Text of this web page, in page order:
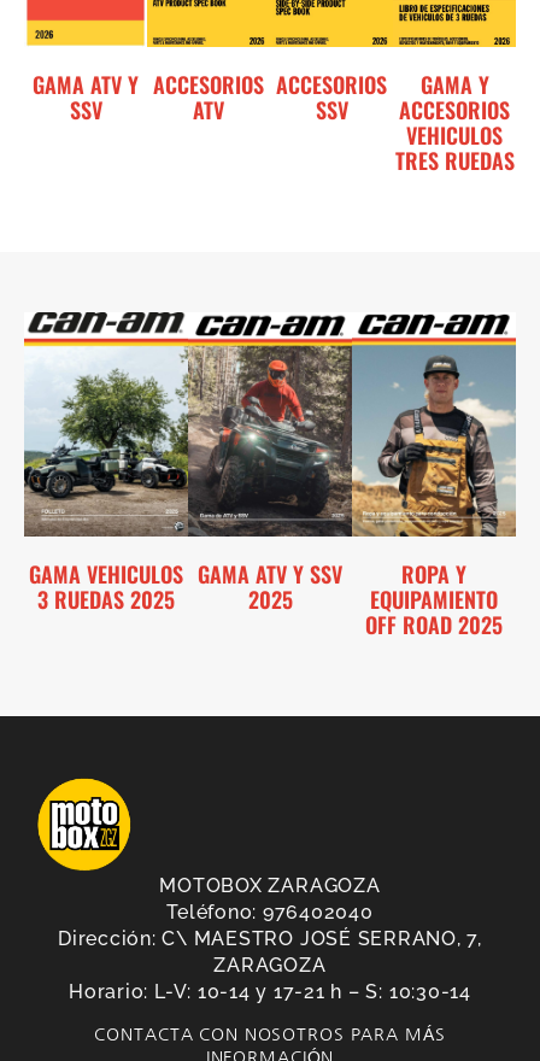
GAMA ATV Y
SSV
ACCESORIOS
ATV
ACCESORIOS
SSV
GAMA Y
ACCESORIOS
VEHICULOS
TRES RUEDAS
GAMA VEHICULOS
3 RUEDAS 2025
GAMA ATV Y SSV
2025
ROPA Y
EQUIPAMIENTO
OFF ROAD 2025
MOTOBOX ZARAGOZA
Teléfono: 976402040
Dirección: C\ MAESTRO JOSÉ SERRANO, 7,
ZARAGOZA
Horario: L-V: 10-14 y 17-21 h – S: 10:30-14
CONTACTA CON NOSOTROS PARA MÁS
INFORMACIÓN